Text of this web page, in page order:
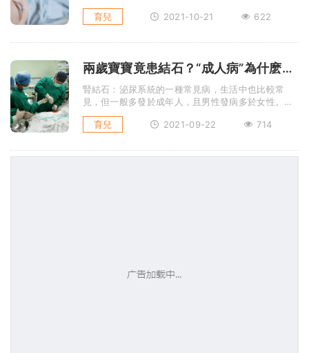
是缺乏微量元素？很多寶寶 ...
育兒
2021-10-21 622
兩歲寶寶竟患結石？“成人病”為什麽會找上娃？
腎結石：泌尿系統的一種常見病，生活中也比較常
見，但一般多發於成年人，且男性發病多於女性。發
病時身體活動時有隱痛或者鈍 ...
育兒
2021-09-22 714